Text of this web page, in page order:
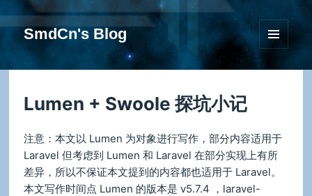
SmdCn's Blog
Lumen + Swoole 探坑小记
注意：本文以 Lumen 为对象进行写作，部分内容适用于
Laravel 但考虑到 Lumen 和 Laravel 在部分实现上有所
差异，所以不保证本文提到的内容都也适用于 Laravel。
本文写作时间点 Lumen 的版本是 v5.7.4 ，laravel-